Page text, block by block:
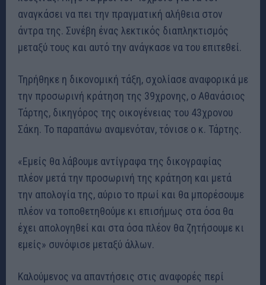
αναγκάσει να πει την πραγματική αλήθεια στον
άντρα της. Συνέβη ένας λεκτικός διαπληκτισμός
μεταξύ τους και αυτό την ανάγκασε να του επιτεθεί.
Τηρήθηκε η δικονομική τάξη, σχολίασε αναφορικά με
την προσωρινή κράτηση της 39χρονης, ο Αθανάσιος
Τάρτης, δικηγόρος της οικογένειας του 43χρονου
Σάκη. Το παραπάνω αναμενόταν, τόνισε ο κ. Τάρτης.
«Εμείς θα λάβουμε αντίγραφα της δικογραφίας
πλέον μετά την προσωρινή της κράτηση και μετά
την απολογία της, αύριο το πρωί και θα μπορέσουμε
πλέον να τοποθετηθούμε κι επισήμως στα όσα θα
έχει απολογηθεί και στα όσα πλέον θα ζητήσουμε κι
εμείς» συνόψισε μεταξύ άλλων.
Καλούμενος να απαντήσεις στις αναφορές περί